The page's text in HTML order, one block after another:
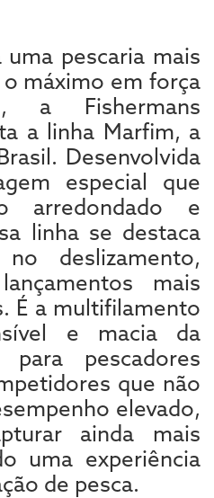
uma pescaria mais
máximo em força
a Fishermans
a linha Marfim, a
Desenvolvida
especial que
arredondado e
linha se destaca
deslizamento,
mais
É a multifilamento
e macia da
para pescadores
que não
elevado,
ainda mais
uma experiência
de pesca.